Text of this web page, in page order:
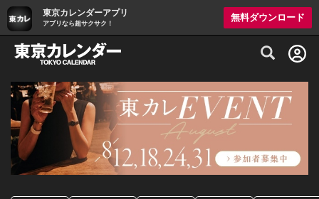
東京カレンダーアプリ
アプリなら超サクサク！
無料ダウンロード
グルメ情報・プレミアムレストラン予約